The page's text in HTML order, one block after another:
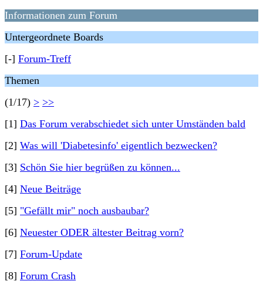
Informationen zum Forum
Untergeordnete Boards
[-] Forum-Treff
Themen
(1/17) > >>
[1] Das Forum verabschiedet sich unter Umständen bald
[2] Was will 'Diabetesinfo' eigentlich bezwecken?
[3] Schön Sie hier begrüßen zu können...
[4] Neue Beiträge
[5] "Gefällt mir" noch ausbaubar?
[6] Neuester ODER ältester Beitrag vorn?
[7] Forum-Update
[8] Forum Crash